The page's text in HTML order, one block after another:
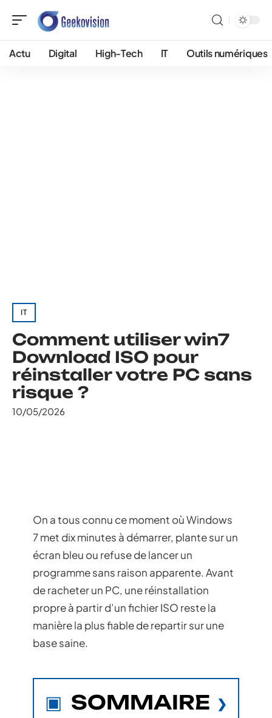
Actu Digital High-Tech IT Outils numériques
IT
Comment utiliser win7
Download ISO pour
réinstaller votre PC sans
risque ?
10/05/2026
On a tous connu ce moment où Windows
7 met dix minutes à démarrer, plante sur un
écran bleu ou refuse de lancer un
programme sans raison apparente. Avant
de racheter un PC, une réinstallation
propre à partir d’un fichier ISO reste la
manière la plus fiable de repartir sur une
base saine.
SOMMAIRE